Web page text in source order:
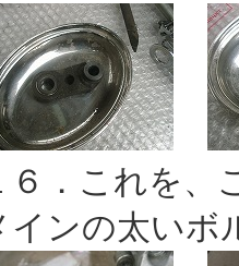
６．これを、
インの太いボ